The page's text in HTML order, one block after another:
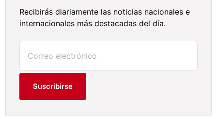
Recibirás diariamente las noticias nacionales e
internacionales más destacadas del día.
Suscribirse